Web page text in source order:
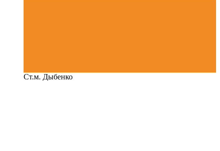
Ст.м. Дыбенко